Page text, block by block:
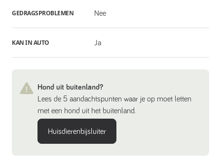
GEDRAGSPROBLEMEN Nee
KAN IN AUTO Ja
Hond uit buitenland?
Lees de 5 aandachtspunten waar je op moet letten
met een hond uit het buitenland.
Huisdierenbijsluiter